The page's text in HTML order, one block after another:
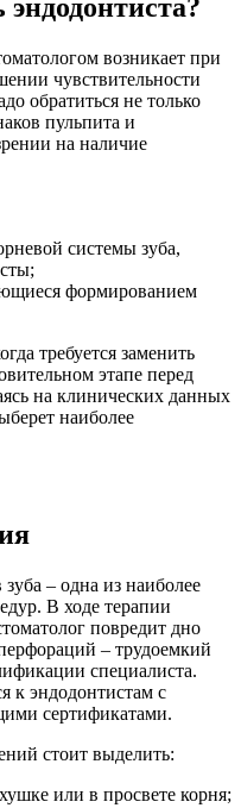
возникает при
чувствительности
обратиться не только
пульпита и
на наличие
системы зуба,
формированием
требуется заменить
этапе перед
на клинических данных
наиболее
– одна из наиболее
В ходе терапии
повредит дно
– трудоемкий
специалиста.
к эндодонтистам с
сертификатами.
стоит выделить:
или в просвете корня;